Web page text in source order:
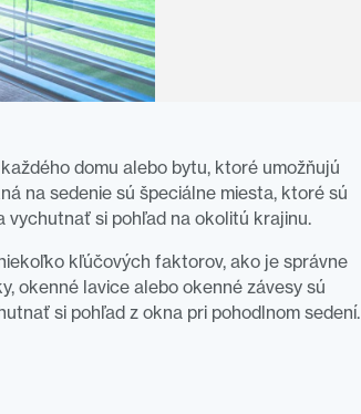
domu alebo bytu, ktoré umožňujú
na sedenie sú špeciálne miesta, ktoré sú
vychutnať si pohľad na okolitú krajinu.
kľúčových faktorov, ako je správne
okenné lavice alebo okenné závesy sú
si pohľad z okna pri pohodlnom sedení.